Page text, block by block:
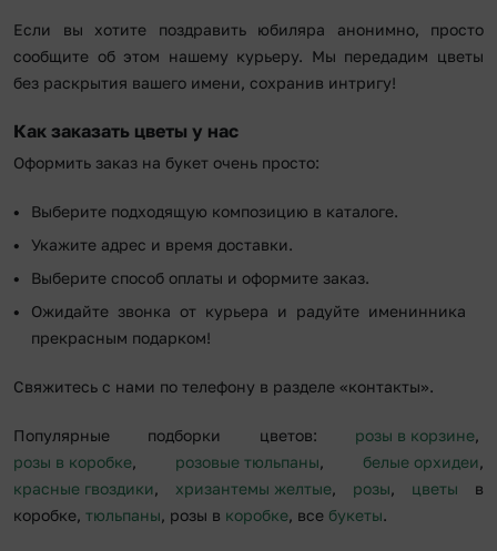
Если вы хотите поздравить юбиляра анонимно, просто
сообщите об этом нашему курьеру. Мы передадим цветы
без раскрытия вашего имени, сохранив интригу!
Как заказать цветы у нас
Оформить заказ на букет очень просто:
Выберите подходящую композицию в каталоге.
Укажите адрес и время доставки.
Выберите способ оплаты и оформите заказ.
Ожидайте звонка от курьера и радуйте именинника
прекрасным подарком!
Свяжитесь с нами по телефону в разделе «контакты».
Популярные подборки цветов: розы в корзине,
розы в коробке, розовые тюльпаны, белые орхидеи,
красные гвоздики, хризантемы желтые, розы, цветы в
коробке, тюльпаны, розы в коробке, все букеты.